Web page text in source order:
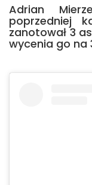
Adrian
poprzedniej
zanotował 3
wycenia go na